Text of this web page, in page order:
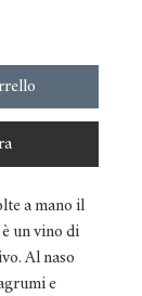
a mano il
un vino di
Al naso
e